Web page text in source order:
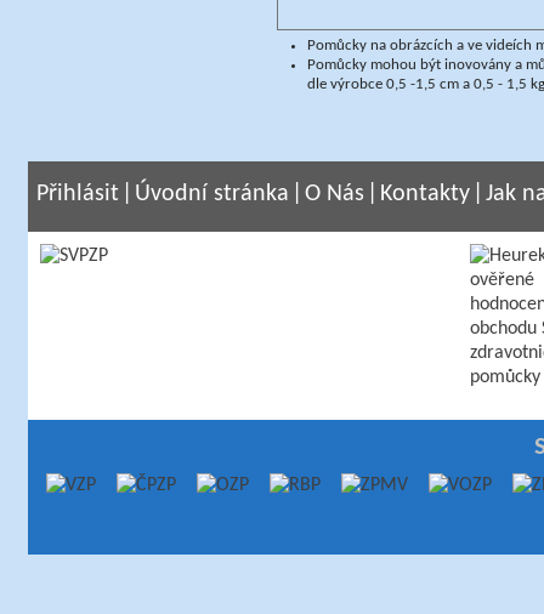
Pomůcky na obrázcích a ve videích
Pomůcky mohou být inovovány a
dle výrobce 0,5 -1,5 cm a 0,5 - 1,5
Přihlásit Úvodní stránka O Nás Kontakty Jak